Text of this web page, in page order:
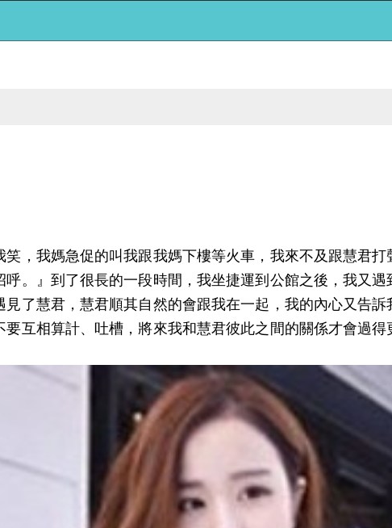
，我媽急促的叫我跟我媽下樓等火車，我來不及跟慧君
。』到了很長的一段時間，我坐捷運到公館之後，我又
了慧君，慧君順其自然的會跟我在一起，我的內心又告
互相算計、吐槽，將來我和慧君彼此之間的關係才會過